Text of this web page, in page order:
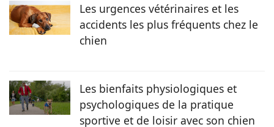
Les urgences vétérinaires et les
accidents les plus fréquents chez le
chien
Les bienfaits physiologiques et
psychologiques de la pratique
sportive et de loisir avec son chien